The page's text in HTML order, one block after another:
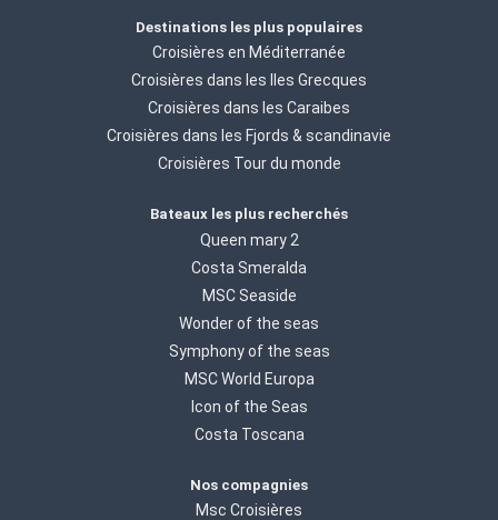
Destinations les plus populaires
Croisières en Méditerranée
Croisières dans les Iles Grecques
Croisières dans les Caraibes
Croisières dans les Fjords & scandinavie
Croisières Tour du monde
Bateaux les plus recherchés
Queen mary 2
Costa Smeralda
MSC Seaside
Wonder of the seas
Symphony of the seas
MSC World Europa
Icon of the Seas
Costa Toscana
Nos compagnies
Msc Croisières